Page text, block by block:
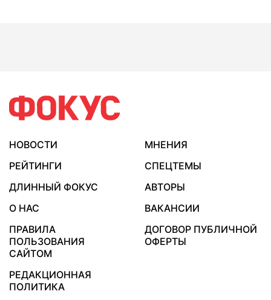
НОВОСТИ
МНЕНИЯ
РЕЙТИНГИ
СПЕЦТЕМЫ
ДЛИННЫЙ ФОКУС
АВТОРЫ
О НАС
ВАКАНСИИ
ПРАВИЛА
ПОЛЬЗОВАНИЯ
САЙТОМ
ДОГОВОР ПУБЛИЧНОЙ
ОФЕРТЫ
РЕДАКЦИОННАЯ
ПОЛИТИКА